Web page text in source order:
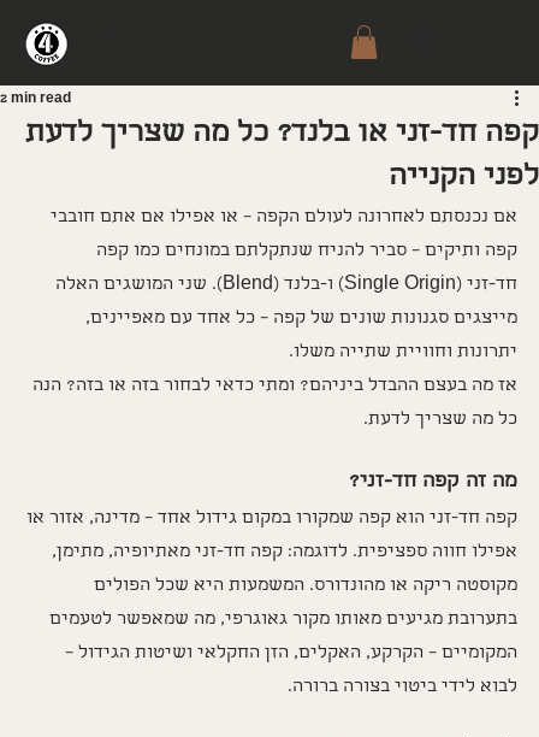
קפה חד-זני או בלנד? כל מה שצריך לדעת
לפני הקנייה
2 min read
אם נכנסתם לאחרונה לעולם הקפה – או אפילו אם אתם חובבי
קפה ותיקים – סביר להניח שנתקלתם במונחים כמו קפה
חד-זני (Single Origin) ו-בלנד (Blend). שני המושגים האלה
מייצגים סגנונות שונים של קפה – כל אחד עם מאפיינים,
יתרונות וחוויית שתייה משלו.
אז מה בעצם ההבדל ביניהם? ומתי כדאי לבחור בזה או בזה? הנה
כל מה שצריך לדעת.
מה זה קפה חד-זני?
קפה חד-זני הוא קפה שמקורו במקום גידול אחד – מדינה, אזור או
אפילו חווה ספציפית. לדוגמה: קפה חד-זני מאתיופיה, מתימן,
מקוסטה ריקה או מהונדורס. המשמעות היא שכל הפולים
בתערובת מגיעים מאותו מקור גאוגרפי, מה שמאפשר לטעמים
המקומיים – הקרקע, האקלים, הזן החקלאי ושיטות הגידול –
לבוא לידי ביטוי בצורה ברורה.